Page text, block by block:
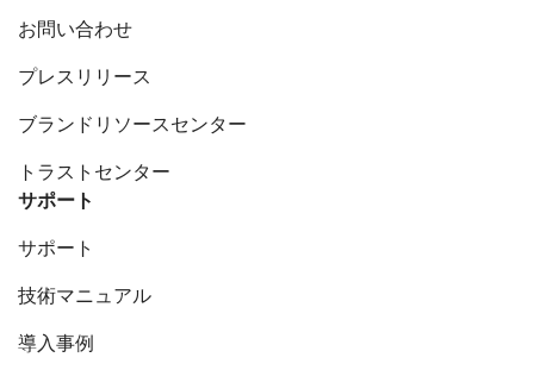
お問い合わせ
プレスリリース
ブランドリソースセンター
トラストセンター
サポート
サポート
技術マニュアル
導入事例